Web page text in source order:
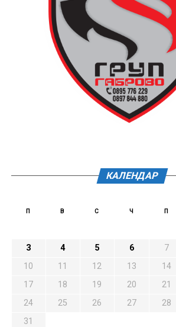
КАЛЕНДАР
П В С Ч П
3
4 5 6 7
10
11 12 13 14
17
18 19 20 21
24
25 26 27 28
31